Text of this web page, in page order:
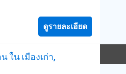
#บ้านหรูขอนแก่น #บ้าน
ดรถในบ้านได้ 2 คัน ✅
านหัน ทิศเหนือ 100% ✅
ก ✅ หมู่บ้านมี รปภ. ดูแล
นจริงได้ทุกวัน พร้อม
ชื่อ และยื่นกู้ฟรีจนกว่าจะ
ดูรายละเอียด
ใน เมืองเก่า,